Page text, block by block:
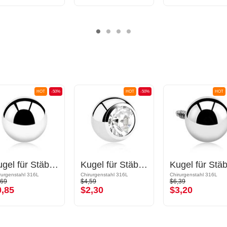
-50%
HOT
Kugel für Stäbe mit Gewinde (Chirurgenstahl, silber, glänzend)
316L
-50%
HOT
Kugel für Stäbe mit Gewinde (Chirurgenstahl, silber, glänzend) mit Kristallstein
Chirurgenstahl 316L
$4,59
$2,30
HOT
Chirurgenstahl 316L
$6,39
$3,20